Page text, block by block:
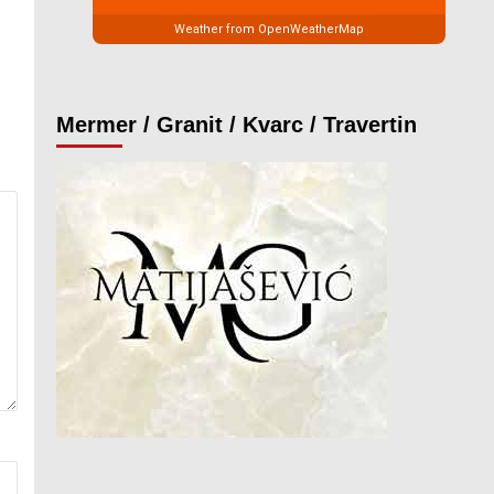
Weather from OpenWeatherMap
Mermer / Granit / Kvarc / Travertin